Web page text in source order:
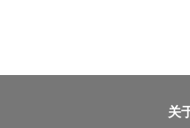
关